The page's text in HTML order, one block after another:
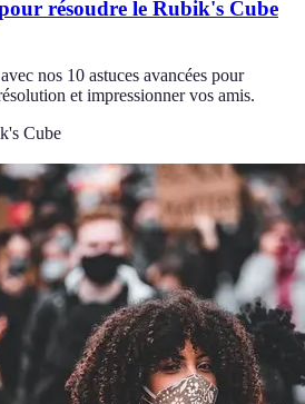
pour résoudre le Rubik's Cube
nos 10 astuces avancées pour
et impressionner vos amis.
Cube